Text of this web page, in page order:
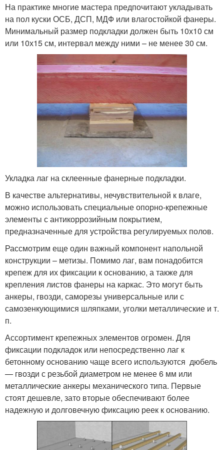
На практике многие мастера предпочитают укладывать
на пол куски ОСБ, ДСП, МДФ или влагостойкой фанеры.
Минимальный размер подкладки должен быть 10х10 см
или 10х15 см, интервал между ними – не менее 30 см.
Укладка лаг на склеенные фанерные подкладки.
В качестве альтернативы, нечувствительной к влаге,
можно использовать специальные опорно-крепежные
элементы с антикоррозийным покрытием,
предназначенные для устройства регулируемых полов.
Рассмотрим еще один важный компонент напольной
конструкции – метизы. Помимо лаг, вам понадобится
крепеж для их фиксации к основанию, а также для
крепления листов фанеры на каркас. Это могут быть
анкеры, гвозди, саморезы универсальные или с
самозенкующимися шляпками, уголки металлические и т.
п.
Ассортимент крепежных элементов огромен. Для
фиксации подкладок или непосредственно лаг к
бетонному основанию чаще всего используются дюбель
— гвозди с резьбой диаметром не менее 6 мм или
металлические анкеры механического типа. Первые
стоят дешевле, зато вторые обеспечивают более
надежную и долговечную фиксацию реек к основанию.